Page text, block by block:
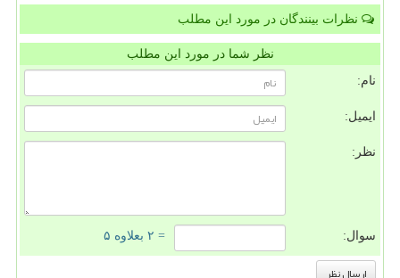
نظرات بینندگان در مورد این مطلب
نظر شما در مورد این مطلب
نام:
ایمیل:
نظر:
سوال: = ۲ بعلاوه ۵